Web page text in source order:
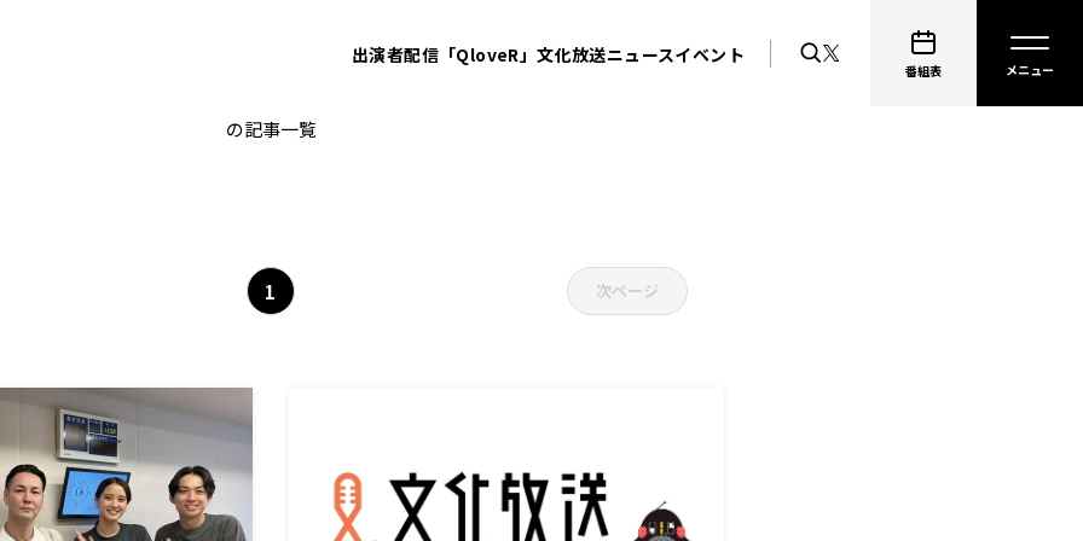
出演者配信「QloveR」文化放送ニュースイベント
番組表
OBLIVION DUST
の記事一覧
1 次ページ